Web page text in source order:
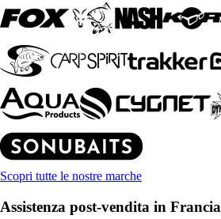
Scopri tutte le nostre marche
Assistenza post-vendita in Francia